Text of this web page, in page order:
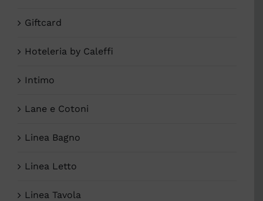
Giftcard
Hoteleria by Caleffi
Intimo
Lane e Cotoni
Linea Bagno
Linea Letto
Linea Tavola